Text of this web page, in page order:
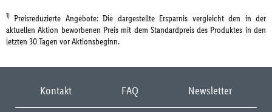
1) Preisreduzierte Angebote: Die dargestellte Ersparnis vergleicht den in der
aktuellen Aktion beworbenen Preis mit dem Standardpreis des Produktes in den
letzten 30 Tagen vor Aktionsbeginn.
Kontakt FAQ Newsletter